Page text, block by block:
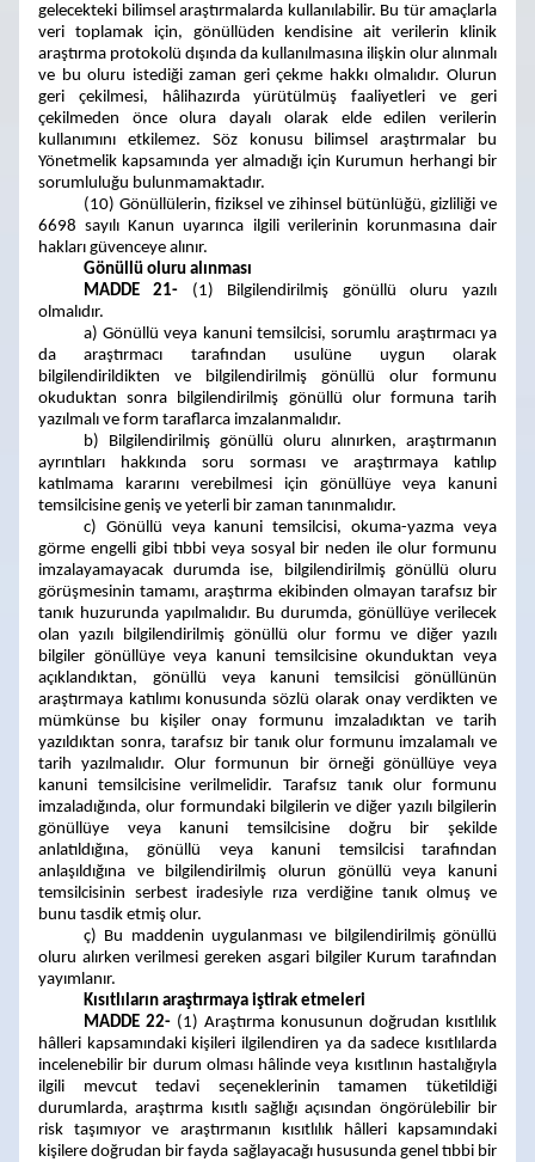
gelecekteki bilimsel araştırmalarda kullanılabilir. Bu tür amaçlarla
veri toplamak için, gönüllüden kendisine ait verilerin klinik
araştırma protokolü dışında da kullanılmasına ilişkin olur alınmalı
ve bu oluru istediği zaman geri çekme hakkı olmalıdır. Olurun
geri çekilmesi, hâlihazırda yürütülmüş faaliyetleri ve geri
çekilmeden önce olura dayalı olarak elde edilen verilerin
kullanımını etkilemez. Söz konusu bilimsel araştırmalar bu
Yönetmelik kapsamında yer almadığı için Kurumun herhangi bir
sorumluluğu bulunmamaktadır.
(10) Gönüllülerin, fiziksel ve zihinsel bütünlüğü, gizliliği ve
6698 sayılı Kanun uyarınca ilgili verilerinin korunmasına dair
hakları güvenceye alınır.
Gönüllü oluru alınması
MADDE 21- (1) Bilgilendirilmiş gönüllü oluru yazılı
olmalıdır.
a) Gönüllü veya kanuni temsilcisi, sorumlu araştırmacı ya
da araştırmacı tarafından usulüne uygun olarak
bilgilendirildikten ve bilgilendirilmiş gönüllü olur formunu
okuduktan sonra bilgilendirilmiş gönüllü olur formuna tarih
yazılmalı ve form taraflarca imzalanmalıdır.
b) Bilgilendirilmiş gönüllü oluru alınırken, araştırmanın
ayrıntıları hakkında soru sorması ve araştırmaya katılıp
katılmama kararını verebilmesi için gönüllüye veya kanuni
temsilcisine geniş ve yeterli bir zaman tanınmalıdır.
c) Gönüllü veya kanuni temsilcisi, okuma-yazma veya
görme engelli gibi tıbbi veya sosyal bir neden ile olur formunu
imzalayamayacak durumda ise, bilgilendirilmiş gönüllü oluru
görüşmesinin tamamı, araştırma ekibinden olmayan tarafsız bir
tanık huzurunda yapılmalıdır. Bu durumda, gönüllüye verilecek
olan yazılı bilgilendirilmiş gönüllü olur formu ve diğer yazılı
bilgiler gönüllüye veya kanuni temsilcisine okunduktan veya
açıklandıktan, gönüllü veya kanuni temsilcisi gönüllünün
araştırmaya katılımı konusunda sözlü olarak onay verdikten ve
mümkünse bu kişiler onay formunu imzaladıktan ve tarih
yazıldıktan sonra, tarafsız bir tanık olur formunu imzalamalı ve
tarih yazılmalıdır. Olur formunun bir örneği gönüllüye veya
kanuni temsilcisine verilmelidir. Tarafsız tanık olur formunu
imzaladığında, olur formundaki bilgilerin ve diğer yazılı bilgilerin
gönüllüye veya kanuni temsilcisine doğru bir şekilde
anlatıldığına, gönüllü veya kanuni temsilcisi tarafından
anlaşıldığına ve bilgilendirilmiş olurun gönüllü veya kanuni
temsilcisinin serbest iradesiyle rıza verdiğine tanık olmuş ve
bunu tasdik etmiş olur.
ç) Bu maddenin uygulanması ve bilgilendirilmiş gönüllü
oluru alırken verilmesi gereken asgari bilgiler Kurum tarafından
yayımlanır.
Kısıtlıların araştırmaya iştirak etmeleri
MADDE 22-(1) Araştırma konusunun doğrudan kısıtlılık
hâlleri kapsamındaki kişileri ilgilendiren ya da sadece kısıtlılarda
incelenebilir bir durum olması hâlinde veya kısıtlının hastalığıyla
ilgili mevcut tedavi seçeneklerinin tamamen tüketildiği
durumlarda, araştırma kısıtlı sağlığı açısından öngörülebilir bir
risk taşımıyor ve araştırmanın kısıtlılık hâlleri kapsamındaki
kişilere doğrudan bir fayda sağlayacağı hususunda genel tıbbi bir